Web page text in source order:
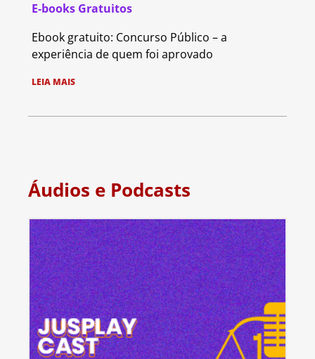
E-books Gratuitos
Ebook gratuito: Concurso Público – a
experiência de quem foi aprovado
LEIA MAIS
Áudios e Podcasts